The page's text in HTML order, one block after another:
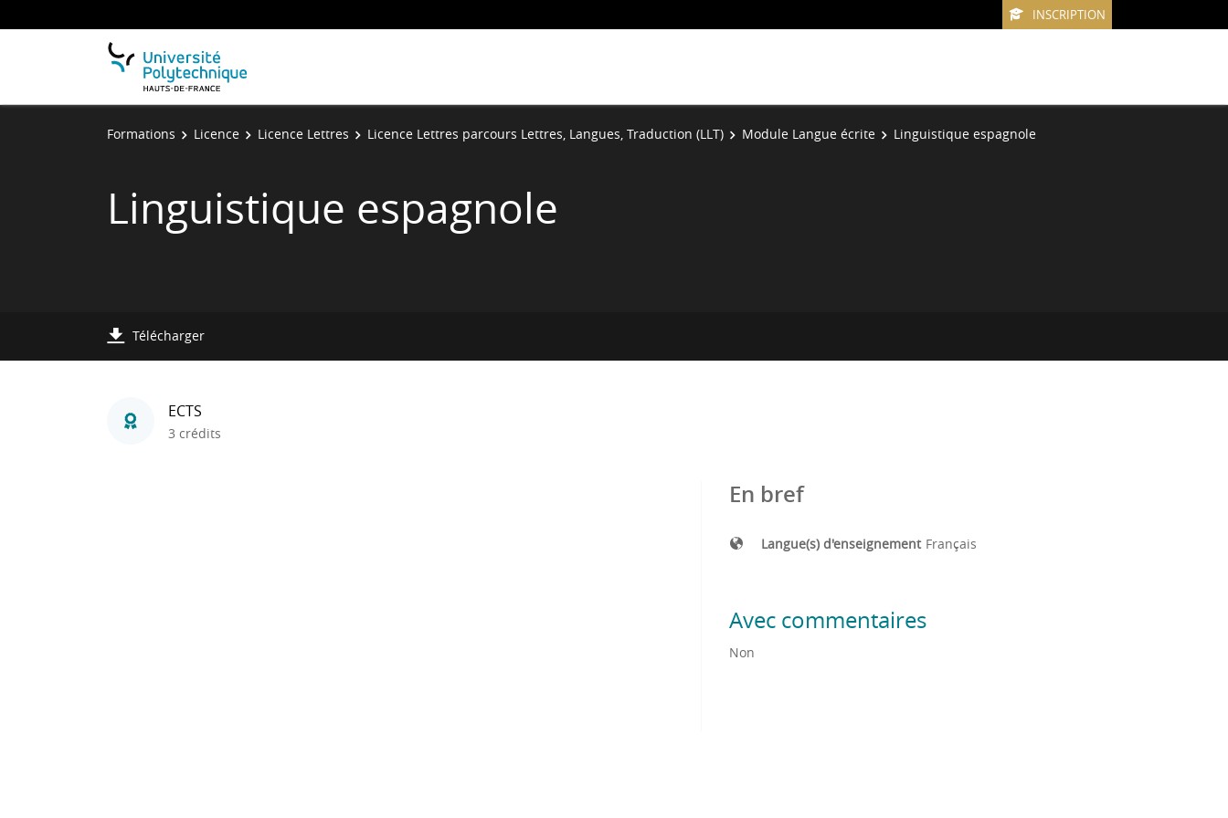
INSCRIPTION
Formations Licence Licence Lettres Licence Lettres parcours Lettres, Langues, Traduction (LLT) Module Langue écrite Linguistique espagnole
Linguistique espagnole
Télécharger
ECTS
3 crédits
En bref
Langue(s) d'enseignement Français
Avec commentaires
Non